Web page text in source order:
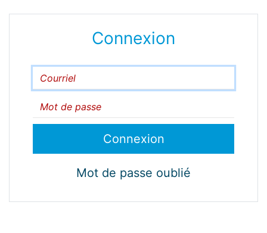
Connexion
Courriel
Mot de passe
Mot de passe oublié